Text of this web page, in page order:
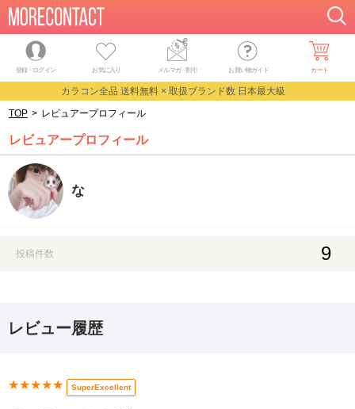
登録・ログイン お気に入り メルマガ・割引 お買い物ガイド カート
カラコン全品 送料無料 × 取扱ブランド数 日本最大級
TOP > レビュアープロフィール
レビュアープロフィール
な
投稿件数 9
レビュー履歴
★★★★★ SuperExcellent